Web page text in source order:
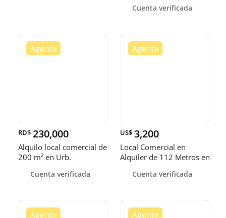
Cuenta verificada
RD$ 230,000
Alquilo local comercial de
200 m² en Urb.
Cuenta verificada
US$ 3,200
Local Comercial en
Alquiler de 112 Metros en
Cuenta verificada